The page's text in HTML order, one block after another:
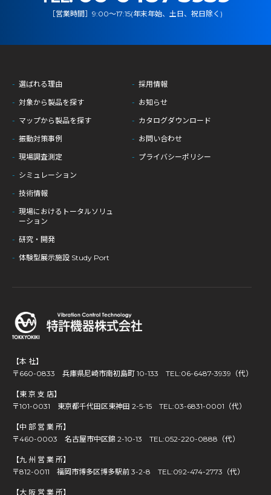
［営業時間］9:00～17:15(年末年始、土日、祝日除く)
【本 社】
〒660-0833 兵庫県尼崎市南初島町 10-133 TEL:06-6487-3939（代）
【東 京 支 店】
〒101-0031 東京都千代田区東神田 2-5-15 TEL:03-6831-0001（代）
【中 部 営 業 所】
〒460-0003 名古屋市中区錦 2-10-13 TEL:052-220-0888（代）
【九 州 営 業 所】
〒812-0011 福岡市博多区博多駅前 3-2-8 TEL:092-474-2773（代）
【大 阪 営 業 所】
選ばれる理由
対象から製品を探す
マップから製品を探す
振動対策事例
現場調査測定
シミュレーション
技術情報
現場におけるトータルソリュ
ーション
研究・開発
体験型展示施設 Study Port
採用情報
お知らせ
カタログダウンロード
お問い合わせ
プライバシーポリシー